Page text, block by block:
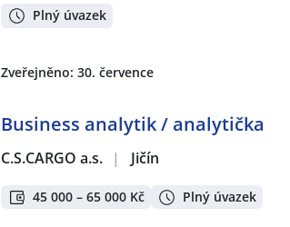
Plný úvazek
Zveřejněno: 30. července
Business analytik / analytička
C.S.CARGO a.s. | Jičín
45 000 – 65 000 Kč Plný úvazek